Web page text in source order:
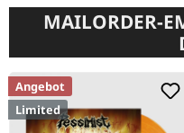
MAILORDER-
Angebot
Limited